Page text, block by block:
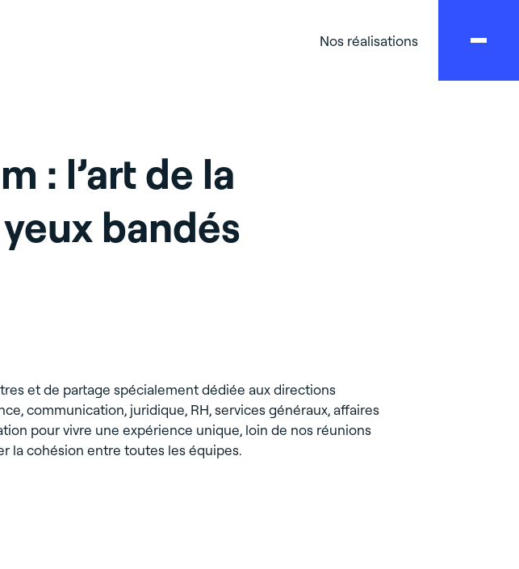
Nos réalisations
: l’art de la
bandés
et de partage spécialement dédiée aux directions
communication, juridique, RH, services généraux, affaires
pour vivre une expérience unique, loin de nos réunions
la cohésion entre toutes les équipes.